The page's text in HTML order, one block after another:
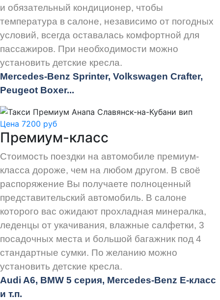
и обязательный кондиционер, чтобы
температура в салоне, независимо от погодных
условий, всегда оставалась комфортной для
пассажиров. При необходимости можно
установить детские кресла.
Mercedes-Benz Sprinter, Volkswagen Crafter,
Peugeot Boxer...
Цена 7200 руб
Премиум-класс
Стоимость поездки на автомобиле премиум-
класса дороже, чем на любом другом. В своё
распоряжение Вы получаете полноценный
представительский автомобиль. В салоне
которого вас ожидают прохладная минералка,
леденцы от укачивания, влажные салфетки, 3
посадочных места и большой багажник под 4
стандартные сумки. По желанию можно
установить детские кресла.
Audi A6, BMW 5 серия, Mercedes-Benz E-класс
и т.п.